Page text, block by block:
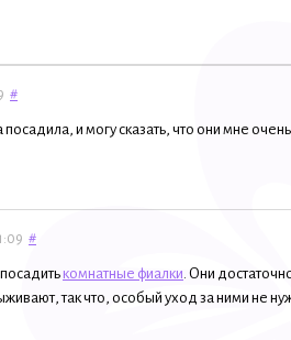
#
и могу сказать, что они мне
#
комнатные фиалки. Они
так что, особый уход за ними не